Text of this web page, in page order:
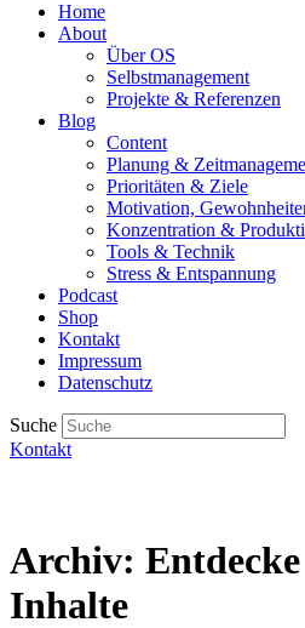
Home
About
Über OS
Selbstmanagement
Projekte & Referenzen
Blog
Content
Planung &
Prioritäten & Ziele
Motivation,
Konzentration &
Tools & Technik
Stress & Entspannung
Podcast
Shop
Kontakt
Impressum
Datenschutz
Suche
Kontakt
Archiv: Entdecke
Inhalte